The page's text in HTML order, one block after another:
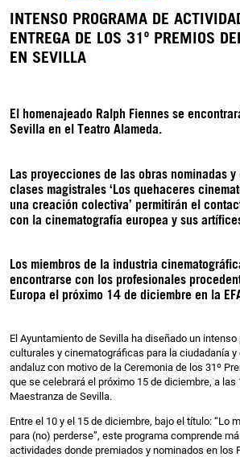
INTENSO PROGRAMA DE
ENTREGA DE LOS 31º PREMIOS
EN SEVILLA
El homenajeado Ralph Fiennes se
Sevilla en el Teatro Alameda.
Las proyecciones de las obras nominadas
clases magistrales ‘Los quehaceres
una creación colectiva’ permitirán el
con la cinematografía europea y sus
Los miembros de la industria
encontrarse con los profesionales
Europa el próximo 14 de diciembre en la
El Ayuntamiento de Sevilla ha diseñado un
culturales y cinematográficas para la ciudadanía
andaluz con motivo de la Ceremonia de los 31º
que se celebrará el próximo 15 de diciembre, a las
Maestranza de Sevilla.
Entre el 10 y el 15 de diciembre, bajo el título: “Lo
para (no) perderse”, este programa comprende
actividades donde premiados y nominados en los